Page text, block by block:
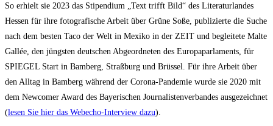
So erhielt sie 2023 das Sti­pen­di­um „Text trifft Bild“ des Lite­ra­tur­lan­des
Hes­sen für ihre foto­gra­fi­sche Arbeit über Grü­ne Soße, publi­zier­te die Suche
nach dem bes­ten Taco der Welt in Mexi­ko in der ZEIT und beglei­te­te Mal­te
Gal­lée, den jüngs­ten deut­schen Abge­ord­ne­ten des Euro­pa­par­la­ments, für
SPIEGEL Start in Bam­berg, Straß­burg und Brüs­sel. Für ihre Arbeit über
den All­tag in Bam­berg wäh­rend der Coro­na-Pan­de­mie wur­de sie 2020 mit
dem New­co­mer Award des Baye­ri­schen Jour­na­lis­ten­ver­ban­des aus­ge­zeich­net
(lesen Sie hier das Web­echo-Inter­view dazu).